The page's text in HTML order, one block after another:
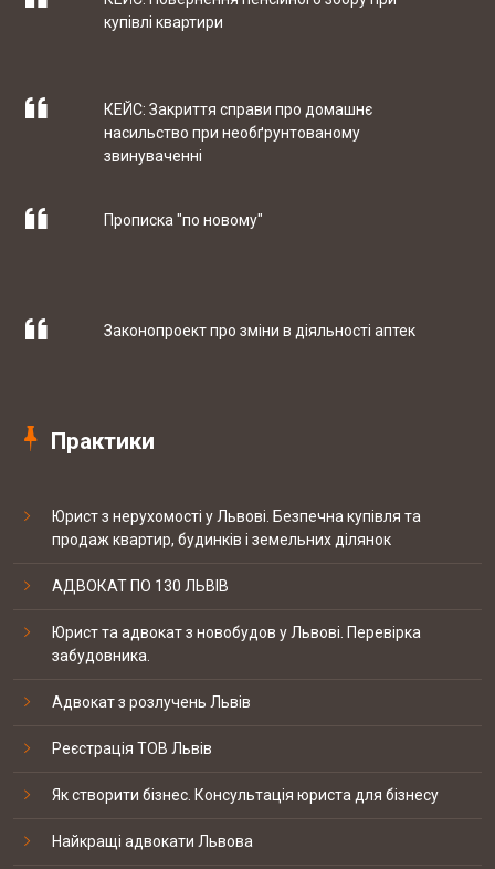
10-05 2017 ТОВ "РЕЙДЖ ЕНЕРДЖІ"
07-04 2017 ТОВ "ЮБТ ГРУП"
12-09 2017 NOMO SP. z o.o.
автоматизації систем""
купівлі квартири
КЕЙС: Закриття справи про домашнє
насильство при необґрунтованому
звинуваченні
Прописка "по новому"
Законопроект про зміни в діяльності аптек
Штрафи за порушення трудового
Скорочено підстави для проведення
19-20 березня відбувались національні
Практики
Юрист з нерухомості у Львові. Безпечна купівля та
продаж квартир, будинків і земельних ділянок
АДВОКАТ ПО 130 ЛЬВІВ
Юрист та адвокат з новобудов у Львові. Перевірка
забудовника.
Адвокат з розлучень Львів
Реєстрація ТОВ Львів
Як створити бізнес. Консультація юриста для бізнесу
Найкращі адвокати Львова